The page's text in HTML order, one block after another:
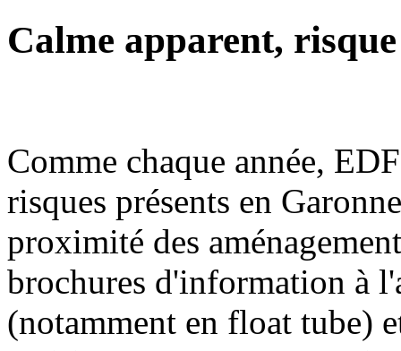
Calme apparent,
Comme chaque année,
risques présents en
proximité des
brochures d'information à
(notamment en float tube)